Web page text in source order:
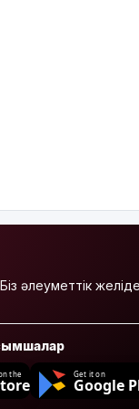
Біз әлеуметтік
the Get it on
Google